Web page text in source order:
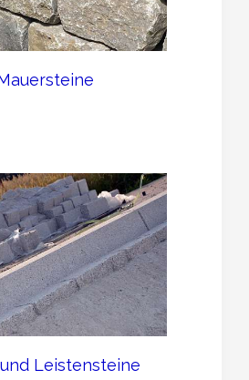
Leistensteine